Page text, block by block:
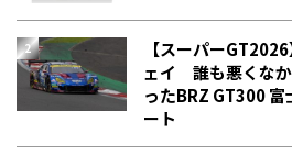
【スーパー
ェイ 誰も悪くな
った――BRZ GT300
ート